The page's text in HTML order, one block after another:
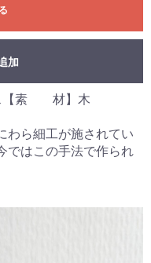
加
【素 材】木
わら細工が施されてい
ではこの手法で作られ